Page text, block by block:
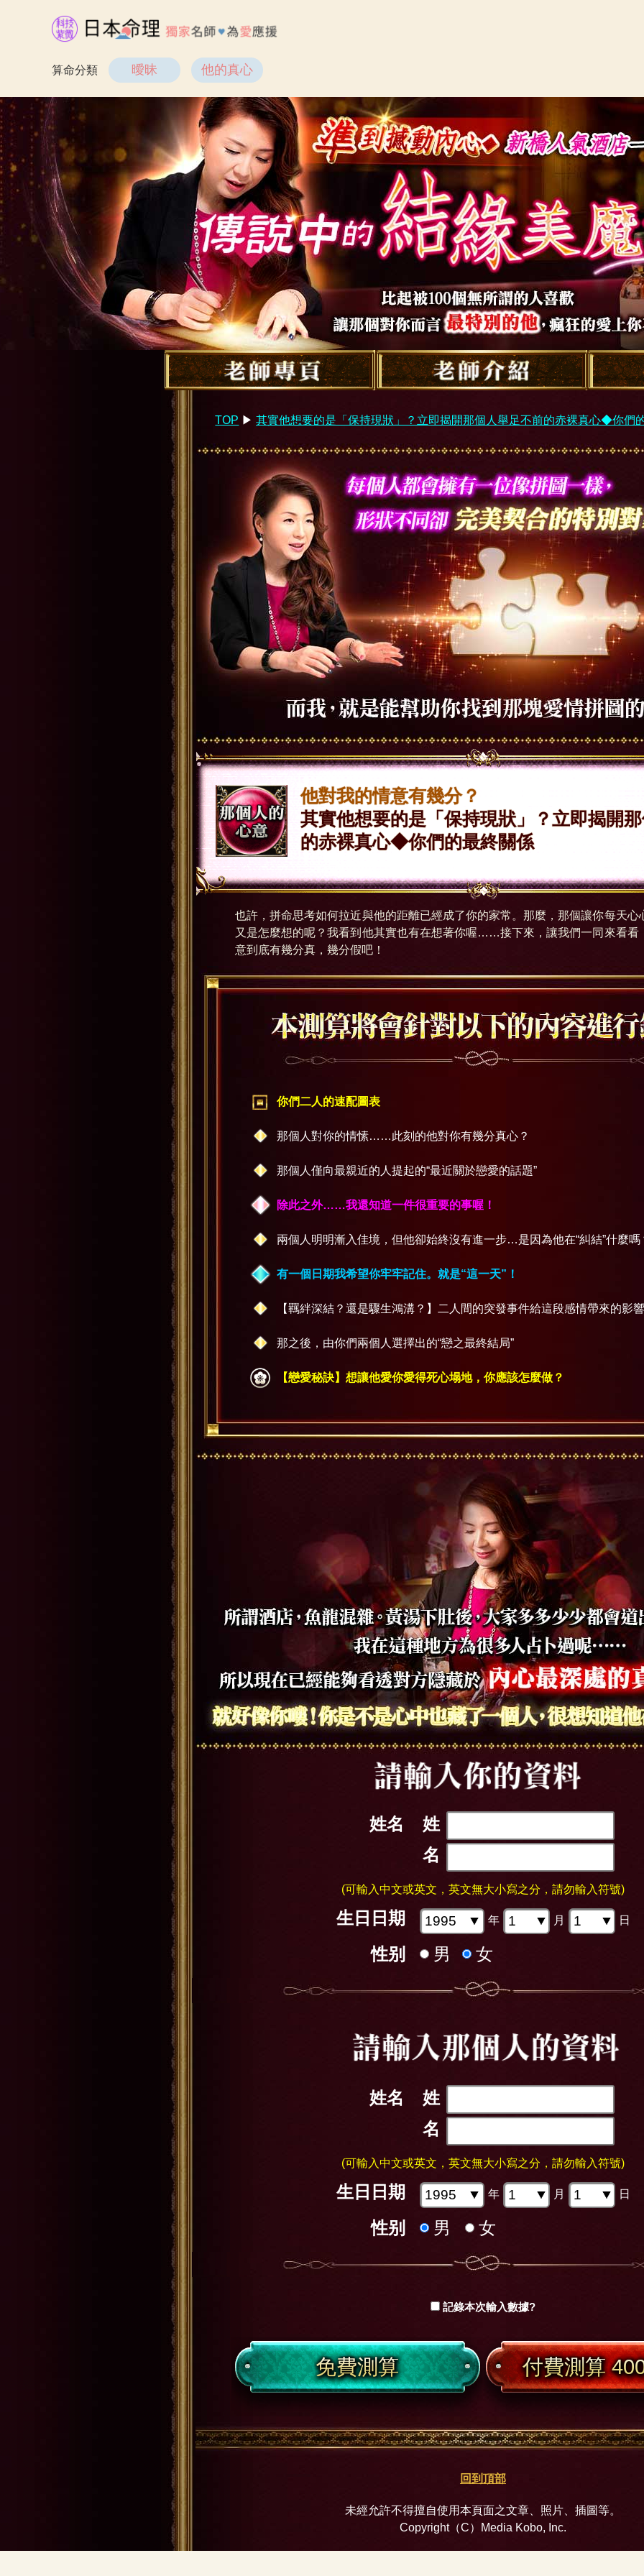
算命分類 曖昧 他的真心
TOP ▶︎其實他想要的是「保持現狀」？立即揭開那個人舉足不前的赤裸真心◆你們
他對我的情意有幾分？
其實他想要的是「保持現狀」？立即揭開
的赤裸真心◆你們的最終關係
也許，拼命思考如何拉近與他的距離已經成了你的家常。那麼，那個讓你每天心
又是怎麼想的呢？我看到他其實也有在想著你喔……接下來，讓我們一同來看看
意到底有幾分真，幾分假吧！
你們二人的速配圖表
那個人對你的情愫……此刻的他對你有幾分真心？
那個人僅向最親近的人提起的“最近關於戀愛的話題”
除此之外……我還知道一件很重要的事喔！
兩個人明明漸入佳境，但他卻始終沒有進一步…是因為他在“糾結”什麼嗎
有一個日期我希望你牢牢記住。就是“這一天”！
【羈絆深結？還是驟生鴻溝？】二人間的突發事件給這段感情帶來的影響
那之後，由你們兩個人選擇出的“戀之最終結局”
【戀愛秘訣】想讓他愛你愛得死心塌地，你應該怎麼做？
姓名
姓
名
(可輸入中文或英文，英文無大小寫之分，請勿輸入符號)
生日日期 年 月 日
性别 男 女
姓名
姓
名
(可輸入中文或英文，英文無大小寫之分，請勿輸入符號)
生日日期 年 月 日
性别 男 女
記錄本次輸入數據?
免費測算 付費測算
回到頂部
未經允許不得擅自使用本頁面之文章、照片、插圖等。
Copyright（C）Media Kobo, Inc.